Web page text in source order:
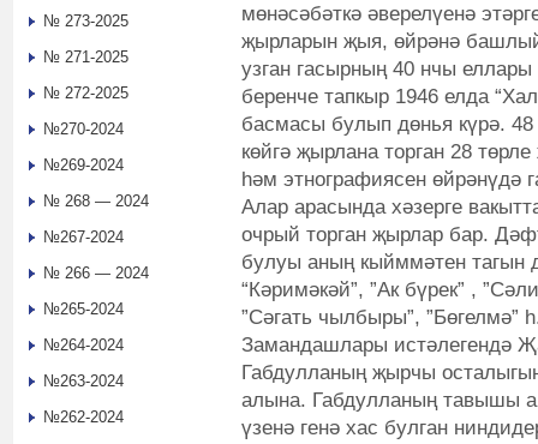
мөнәсәбәткә әверелүенә
җырларын җыя, өйрәнә
узган гасырның 40 нчы
беренче тапкыр 1946 елда
басмасы булып дөнья күрә.
көйгә җырлана торган 28
һәм этнографиясен өйрәнүдә
Алар арасында хәзерге
очрый торган җырлар бар.
булуы аның кыйммәтен тагын
“Кәримәкәй”, ”Ак бүрек” ,
”Сәгать чылбыры”, ”Бөгелмә”
Замандашлары истәлегендә
Габдулланың җырчы
алына. Габдулланың тавышы
үзенә генә хас булган
№ 273-2025
№ 271-2025
№ 272-2025
№270-2024
№269-2024
№ 268 — 2024
№267-2024
№ 266 — 2024
№265-2024
№264-2024
№263-2024
№262-2024